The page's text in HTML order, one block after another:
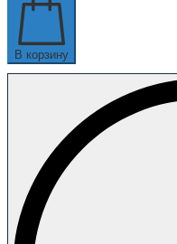
В корзину